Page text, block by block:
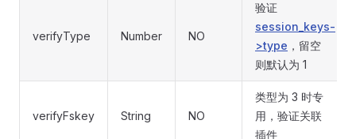
verifyType Number NO
验证
session_keys-
>type ，留空
则默认为 1
verifyFskey String NO
类型为 3 时专
用，验证关联
插件